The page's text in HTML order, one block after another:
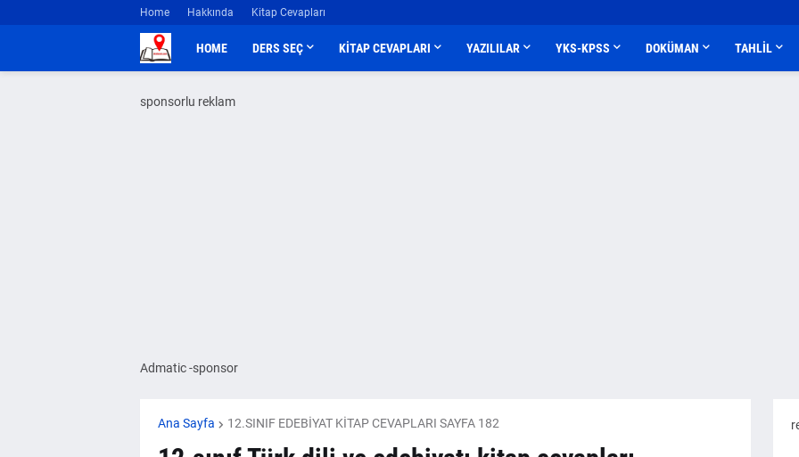
Home Hakkında Kitap Cevapları
HOME DERS SEÇ KİTAP CEVAPLARI YAZILILAR YKS-KPSS DOKÜMAN TAHLİL
sponsorlu reklam
Admatic -sponsor
Ana Sayfa 12.SINIF EDEBİYAT KİTAP CEVAPLARI SAYFA 182